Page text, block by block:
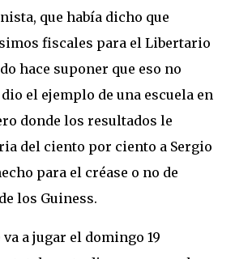
que había dicho que
fiscales para el Libertario
hace suponer que eso no
el ejemplo de una escuela en
donde los resultados le
del ciento por ciento a Sergio
para el créase o no de
los Guiness.
a jugar el domingo 19